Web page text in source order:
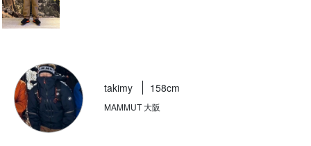
takimy 158cm
MAMMUT 大阪